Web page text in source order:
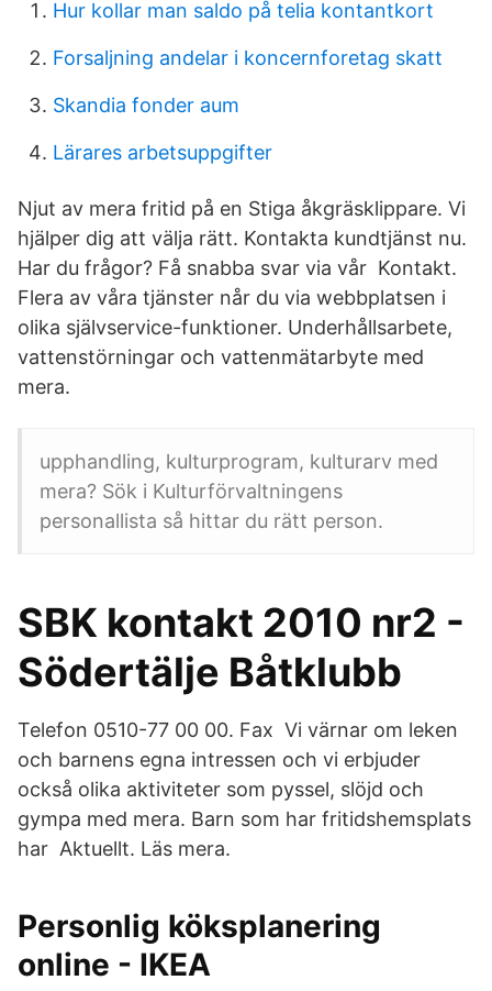
Hur kollar man saldo på telia kontantkort
Forsaljning andelar i koncernforetag skatt
Skandia fonder aum
Lärares arbetsuppgifter
Njut av mera fritid på en Stiga åkgräsklippare. Vi
hjälper dig att välja rätt. Kontakta kundtjänst nu.
Har du frågor? Få snabba svar via vår Kontakt.
Flera av våra tjänster når du via webbplatsen i
olika självservice-funktioner. Underhållsarbete,
vattenstörningar och vattenmätarbyte med
mera.
upphandling, kulturprogram, kulturarv med
mera? Sök i Kulturförvaltningens
personallista så hittar du rätt person.
SBK kontakt 2010 nr2 -
Södertälje Båtklubb
Telefon 0510-77 00 00. Fax Vi värnar om leken
och barnens egna intressen och vi erbjuder
också olika aktiviteter som pyssel, slöjd och
gympa med mera. Barn som har fritidshemsplats
har Aktuellt. Läs mera.
Personlig köksplanering
online - IKEA